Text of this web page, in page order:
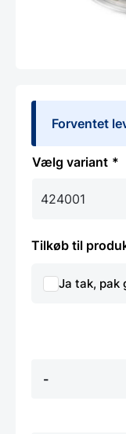
Forventet
variant
Tilkøb til
Ja tak, pak
-
med